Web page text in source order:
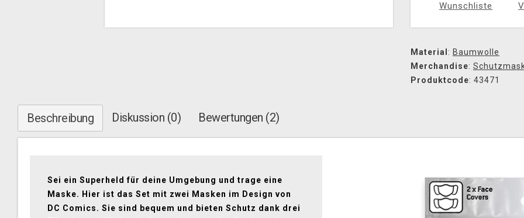
Wunschliste
Material : Baumwolle
Merchandise:
Produktcode: 43471
Beschreibung Diskussion (0) Bewertungen (2)
Sei ein Superheld für deine Umgebung und trage eine
Maske. Hier ist das Set mit zwei Masken im Design von
DC Comics. Sie sind bequem und bieten Schutz dank drei